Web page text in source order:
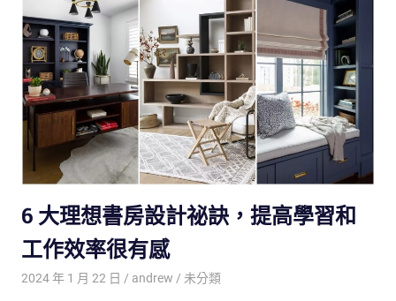
6 大理想書房設計祕訣，提高學習和
工作效率很有感
2024 年 1 月 22 日 andrew 未分類